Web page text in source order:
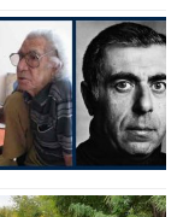
1:00 تمدید مهلت اظهارنامه‌های